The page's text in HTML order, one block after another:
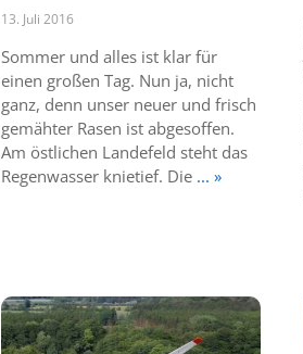
13. Juli 2016
Sommer und alles ist klar für
einen großen Tag. Nun ja, nicht
ganz, denn unser neuer und frisch
gemähter Rasen ist abgesoffen.
Am östlichen Landefeld steht das
Regenwasser knietief. Die... »